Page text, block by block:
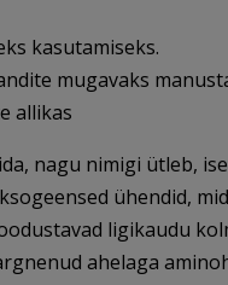
kasutamiseks.
mugavaks
allikas
nagu nimigi ütleb,
ühendid,
ligikaudu
ahelaga